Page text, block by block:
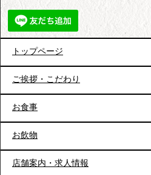
トップページ
ご挨拶・こだわり
お食事
お飲物
店舗案内・求人情報